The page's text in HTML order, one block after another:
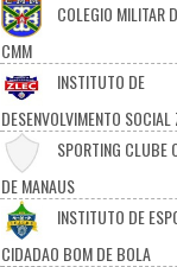
COLEGIO MILITAR
CMM
INSTITUTO DE
DESENVOLVIMENTO SOCIAL
SPORTING CLUBE
DE MANAUS
INSTITUTO DE
CIDADAO BOM DE BOLA